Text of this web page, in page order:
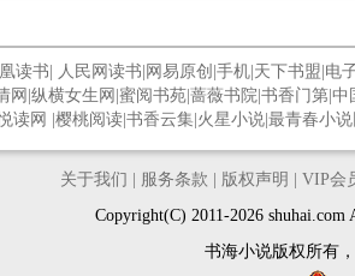
读书 人民网读书 网易原创 手机 天下书盟 电
网 纵横女生网 蜜阅书苑 蔷薇书院 书香门第 中
读网 樱桃阅读 书香云集 火星小说 最青春小
关于我们 服务条款 版权声明
VIP会
Copyright(C) 2011-2026
书海小说版权所有